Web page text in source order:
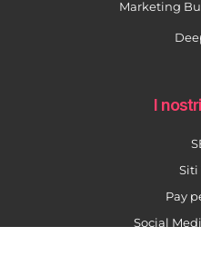
Marketing
I
Siti
Pay
Social